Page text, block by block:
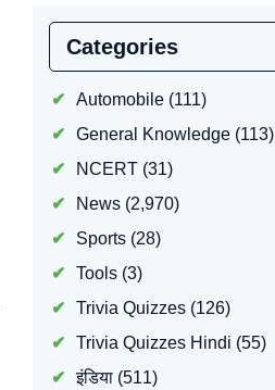
Categories
Automobile(111)
General Knowledge(113)
NCERT(31)
News(2,970)
Sports(28)
Tools(3)
Trivia Quizzes(126)
Trivia Quizzes Hindi (55)
इंडिया(511)